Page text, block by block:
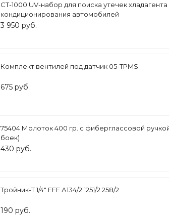
CT-1000 UV-набор для поиска утечек
кондиционирования автомобилей
3 950 руб.
Комплект вентилей под датчик 05-TPMS
675 руб.
75404 Молоток 400 гр. с фиберглассовой
боек)
430 руб.
Тройник-Т 1/4" FFF А134/2 1251/2 258/2
190 руб.